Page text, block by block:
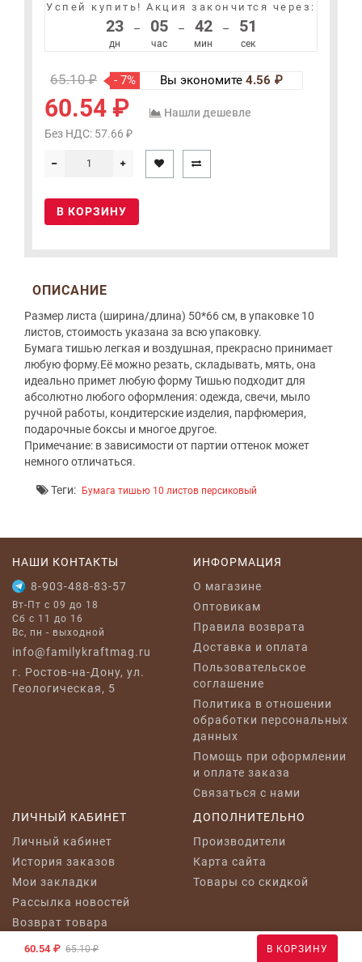
60.54 ₽ 65.10 ₽ В КОРЗИНУ
Успей купить!Акция закончится через:
23
дн
– 05
час
– 42
мин
– 50
сек
65.10 ₽ - 7% Вы экономите 4.56 ₽
60.54 ₽
Нашли дешевле
Без НДС: 57.66 ₽
В КОРЗИНУ
ОПИСАНИЕ
Размер листа (ширина/длина) 50*66 см, в упаковке 10
листов, стоимость указана за всю упаковку.
Бумага тишью легкая и воздушная, прекрасно принимает
любую форму.Её можно резать, складывать, мять, она
идеально примет любую форму Тишью подходит для
абсолютно любого оформления: одежда, свечи, мыло
ручной работы, кондитерские изделия, парфюмерия,
подарочные боксы и многое другое.
Примечание: в зависимости от партии оттенок может
немного отличаться.
Теги: Бумага тишью 10 листов персиковый
НАШИ КОНТАКТЫ
8-903-488-83-57
Вт-Пт с 09 до 18
Сб с 11 до 16
Вс, пн - выходной
info@familykraftmag.ru
г. Ростов-на-Дону, ул.
Геологическая, 5
ИНФОРМАЦИЯ
O магазине
Оптовикам
Правила возврата
Доставка и оплата
Пользовательское
соглашение
Политика в отношении
обработки персональных
данных
Помощь при оформлении
и оплате заказа
Связаться с нами
ЛИЧНЫЙ КАБИНЕТ
Личный кабинет
История заказов
Мои закладки
Рассылка новостей
Возврат товара
ДОПОЛНИТЕЛЬНО
Производители
Карта сайта
Товары со скидкой